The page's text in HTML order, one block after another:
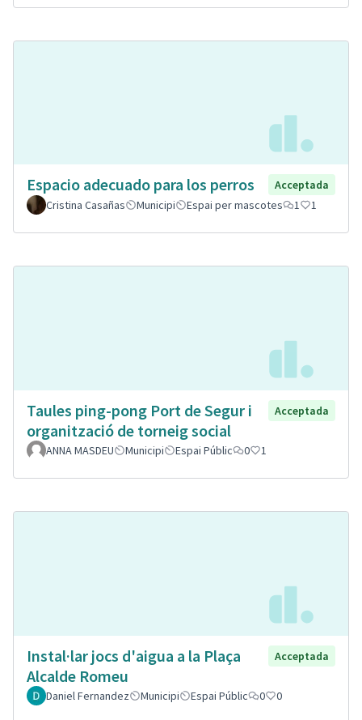
Espacio adecuado para los perros
Acceptada
Cristina Casañas
Municipi Espai per mascotes 1 1
Taules ping-pong Port de Segur i
organització de torneig social
Acceptada
ANNA MASDEU Municipi Espai Públic 0 1
Instal·lar jocs d'aigua a la Plaça
Alcalde Romeu
Acceptada
Daniel Fernandez Municipi Espai Públic 0 0